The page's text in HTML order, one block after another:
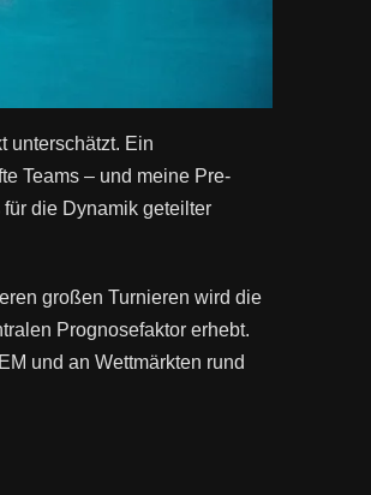
unterschätzt. Ein
Teams – und meine Pre-
die Dynamik geteilter
großen Turnieren wird die
Prognosefaktor erhebt.
und an Wettmärkten rund